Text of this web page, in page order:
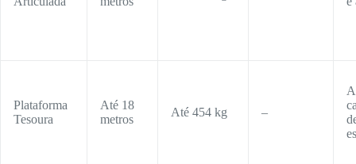
Plataforma
Tesoura
Até 18
metros
Até 454 kg –